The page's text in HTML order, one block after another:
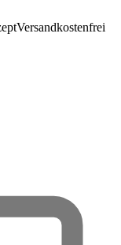
Versandkostenfrei